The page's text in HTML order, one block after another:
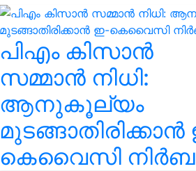
പിഎം കിസാൻ
സമ്മാൻ നിധി:
ആനുകൂല്യം
മുടങ്ങാതിരിക്കാൻ
കെവൈസി